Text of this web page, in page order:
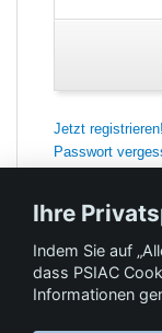
Jetzt registrieren!
Passwort
Ihre
Indem Sie auf
dass PSIAC
Informationen